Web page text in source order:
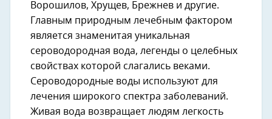
Ворошилов, Хрущев, Брежнев и другие.
Главным природным лечебным фактором
является знаменитая уникальная
сероводородная вода, легенды о целебных
свойствах которой слагались веками.
Сероводородные воды используют для
лечения широкого спектра заболеваний.
Живая вода возвращает людям легкость